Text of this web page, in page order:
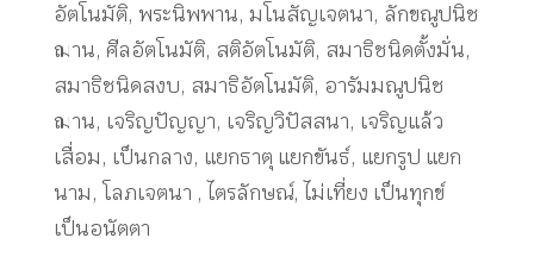
อัตโนมัติ, พระนิพพาน, มโนสัญเจตนา, ลักขณูปนิช
ฌาน, ศีลอัตโนมัติ, สติอัตโนมัติ, สมาธิชนิดตั้งมั่น,
สมาธิชนิดสงบ, สมาธิอัตโนมัติ, อารัมมณูปนิช
ฌาน, เจริญปัญญา, เจริญวิปัสสนา, เจริญแล้ว
เสื่อม, เป็นกลาง, แยกธาตุ แยกขันธ์, แยกรูป แยก
นาม, โลภเจตนา , ไตรลักษณ์, ไม่เที่ยง เป็นทุกข์
เป็นอนัตตา